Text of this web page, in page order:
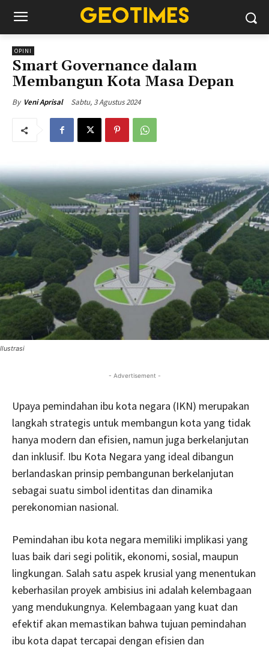
OPINI
Smart Governance dalam
Membangun Kota Masa Depan
By Veni Aprisal Sabtu, 3 Agustus 2024
Ilustrasi
- Advertisement -
Upaya pemindahan ibu kota negara (IKN) merupakan
langkah strategis untuk membangun kota yang tidak
hanya modern dan efisien, namun juga berkelanjutan
dan inklusif. Ibu Kota Negara yang ideal dibangun
berlandaskan prinsip pembangunan berkelanjutan
sebagai suatu simbol identitas dan dinamika
perekonomian nasional.
Pemindahan ibu kota negara memiliki implikasi yang
luas baik dari segi politik, ekonomi, sosial, maupun
lingkungan. Salah satu aspek krusial yang menentukan
keberhasilan proyek ambisius ini adalah kelembagaan
yang mendukungnya. Kelembagaan yang kuat dan
efektif akan memastikan bahwa tujuan pemindahan
ibu kota dapat tercapai dengan efisien dan